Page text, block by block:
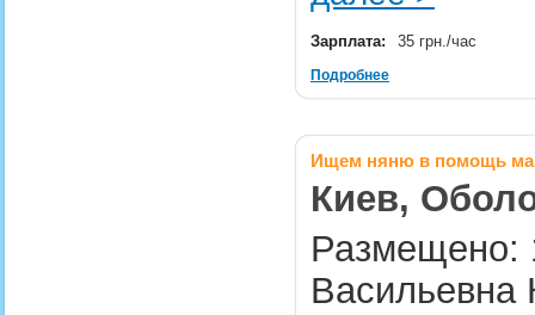
Зарплата: 35 грн./час
Подробнее
Ищем няню в помощь
Киев,
Размещено:
Васильевна